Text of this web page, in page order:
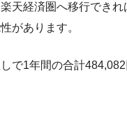
天経済圏へ移行できれ
があります。
で1年間の合計484,082